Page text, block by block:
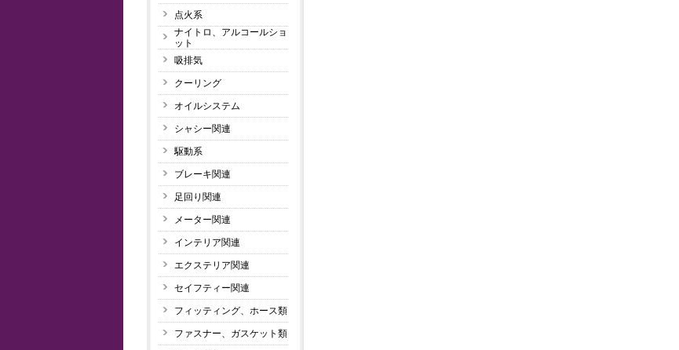
点火系
ナイトロ、アルコールショ
ット
吸排気
クーリング
オイルシステム
シャシー関連
駆動系
ブレーキ関連
足回り関連
メーター関連
インテリア関連
エクステリア関連
セイフティー関連
フィッティング、ホース類
ファスナー、ガスケット類